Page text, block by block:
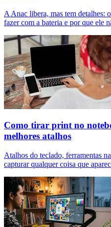
A Anac libera, mas tem detalhes:
fazer com a bateria e por que ele
Como tirar print no
melhores atalhos
Atalhos do teclado, ferramentas
capturar qualquer coisa que